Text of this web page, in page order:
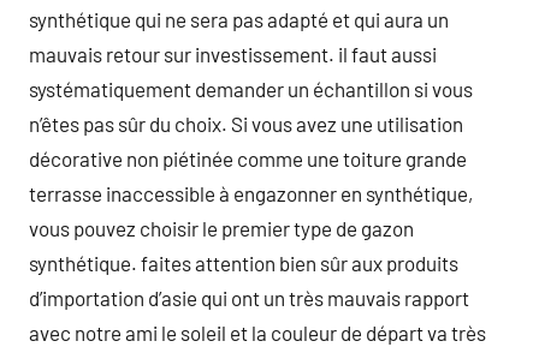
synthétique qui ne sera pas adapté et qui aura un
mauvais retour sur investissement. il faut aussi
systématiquement demander un échantillon si vous
n’êtes pas sûr du choix. Si vous avez une utilisation
décorative non piétinée comme une toiture grande
terrasse inaccessible à engazonner en synthétique,
vous pouvez choisir le premier type de gazon
synthétique. faites attention bien sûr aux produits
d’importation d’asie qui ont un très mauvais rapport
avec notre ami le soleil et la couleur de départ va très